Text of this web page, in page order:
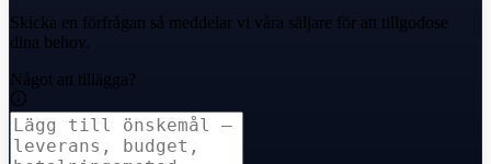
Skicka en förfrågan så meddelar vi våra säljare för att tillgodose
dina behov.
Något att tillägga?